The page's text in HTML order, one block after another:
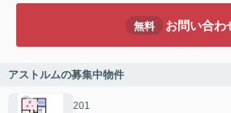
無料 お問い合わ
アストルムの募集中物件
201